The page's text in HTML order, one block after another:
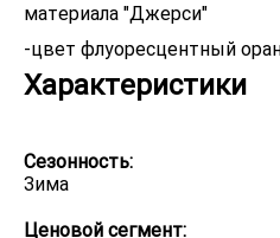
материала "Джерси"
Характеристики
Сезонность:
Зима
Ценовой сегмент: